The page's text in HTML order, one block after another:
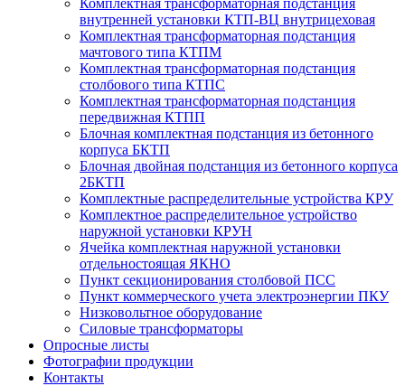
Комплектная трансформаторная подстанция
внутренней установки КТП-ВЦ внутрицеховая
Комплектная трансформаторная подстанция
мачтового типа КТПМ
Комплектная трансформаторная подстанция
столбового типа КТПС
Комплектная трансформаторная подстанция
передвижная КТПП
Блочная комплектная подстанция из бетонного
корпуса БКТП
Блочная двойная подстанция из бетонного корпуса
2БКТП
Комплектные распределительные устройства КРУ
Комплектное распределительное устройство
наружной установки КРУН
Ячейка комплектная наружной установки
отдельностоящая ЯКНО
Пункт секционирования столбовой ПСС
Пункт коммерческого учета электроэнергии ПКУ
Низковольтное оборудование
Силовые трансформаторы
Опросные листы
Фотографии продукции
Контакты